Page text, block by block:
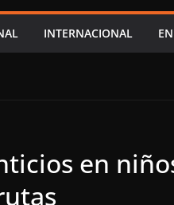
NO HAY
INTERNACIONAL
en